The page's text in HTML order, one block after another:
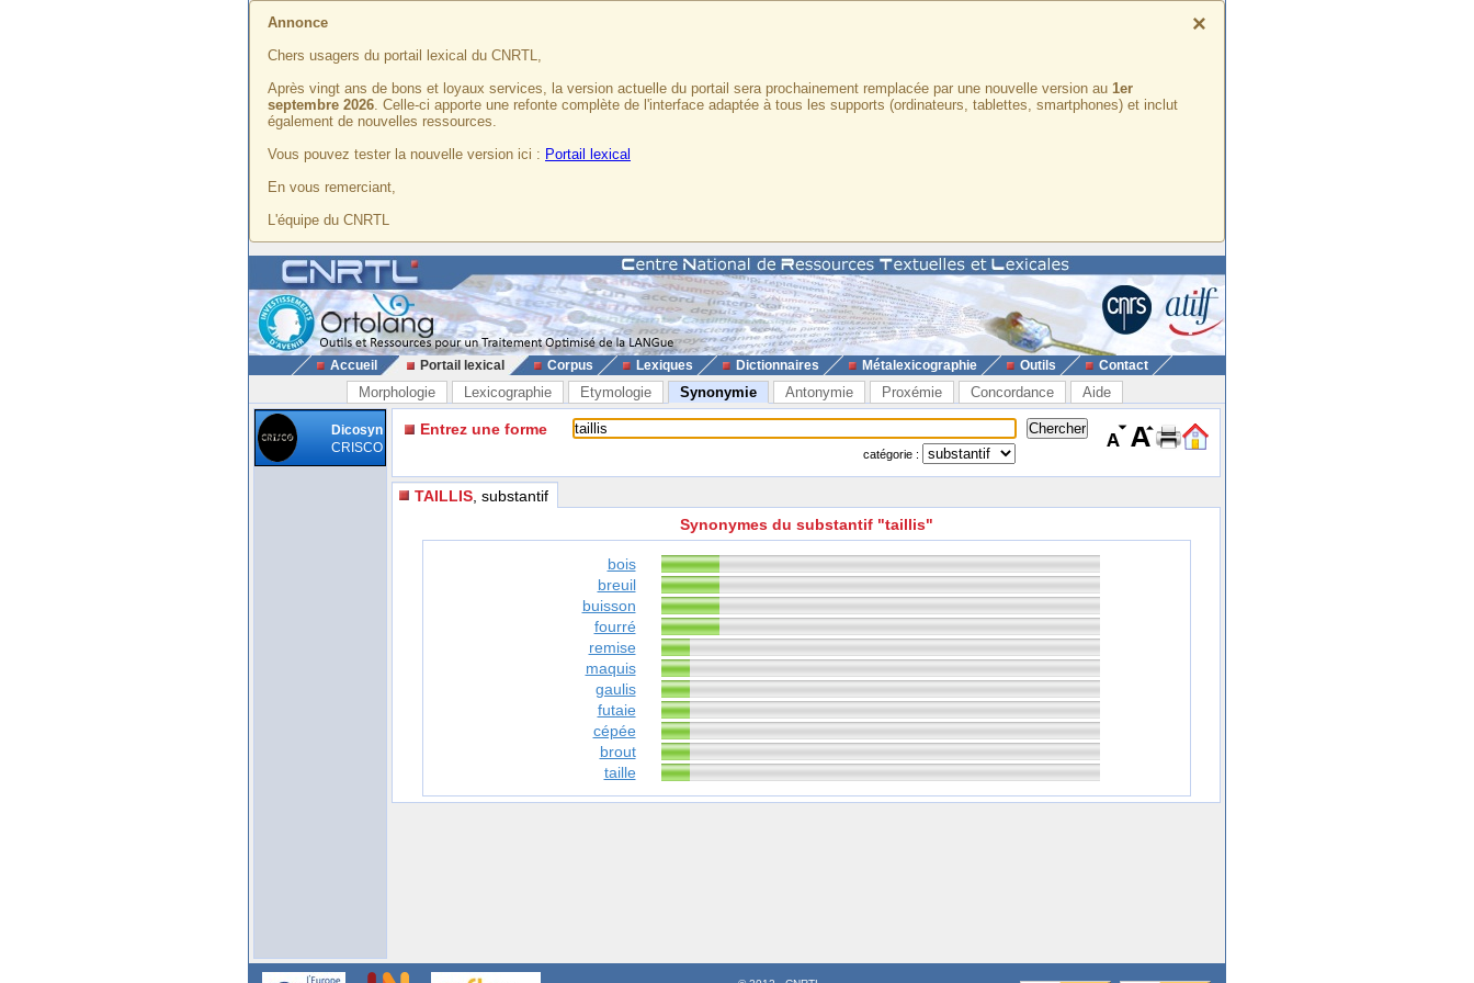
×
Annonce
Chers usagers du portail lexical du CNRTL,
Après vingt ans de bons et loyaux services, la version actuelle du portail sera prochainement remplacée par une nouvelle version au 1er
septembre 2026. Celle-ci apporte une refonte complète de l'interface adaptée à tous les supports (ordinateurs, tablettes, smartphones) et inclut
également de nouvelles ressources.
Vous pouvez tester la nouvelle version ici : Portail lexical
En vous remerciant,
L'équipe du CNRTL
Accueil Portail lexical Corpus Lexiques Dictionnaires Métalexicographie Outils Contact
Morphologie Lexicographie Etymologie Synonymie Antonymie Proxémie Concordance Aide
Dicosyn
CRISCO
Entrez une forme
catégorie :
TAILLIS , substantif
Synonymes du substantif "taillis"
bois
breuil
buisson
fourré
remise
maquis
gaulis
futaie
cépée
brout
taille